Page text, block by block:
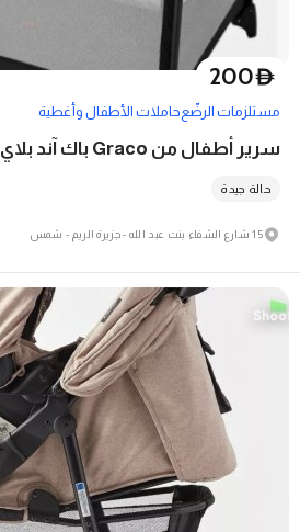
D
200
مستلزمات الرضّعحاملات الأطفال وأغطية
سرير أطفال من Graco باك آند بلاي مع مرتبة
حالة جيدة
15 شارع الشفاء بنت عبد الله - جزيرة الريم - شمس